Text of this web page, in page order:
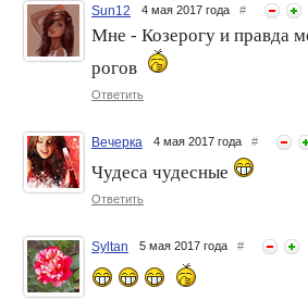
Sun12 4 мая 2017 года #
Мне - Козерогу и правда
рогов
Ответить
Вечерка 4 мая 2017 года #
Чудеса чудесные
Ответить
Syltan 5 мая 2017 года #